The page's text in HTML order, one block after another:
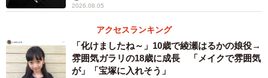
2026.08.05
アクセスランキング
「化けましたね～」10歳で綾瀬はるかの娘役→
雰囲気ガラリの18歳に成長 「メイクで雰囲気
が」「宝塚に入れそう」